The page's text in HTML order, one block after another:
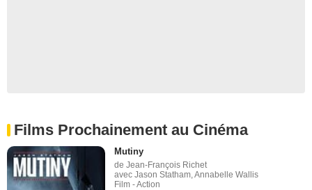
Films Prochainement au Cinéma
Mutiny
de Jean-François Richet
avec Jason Statham, Annabelle Wallis
Film - Action